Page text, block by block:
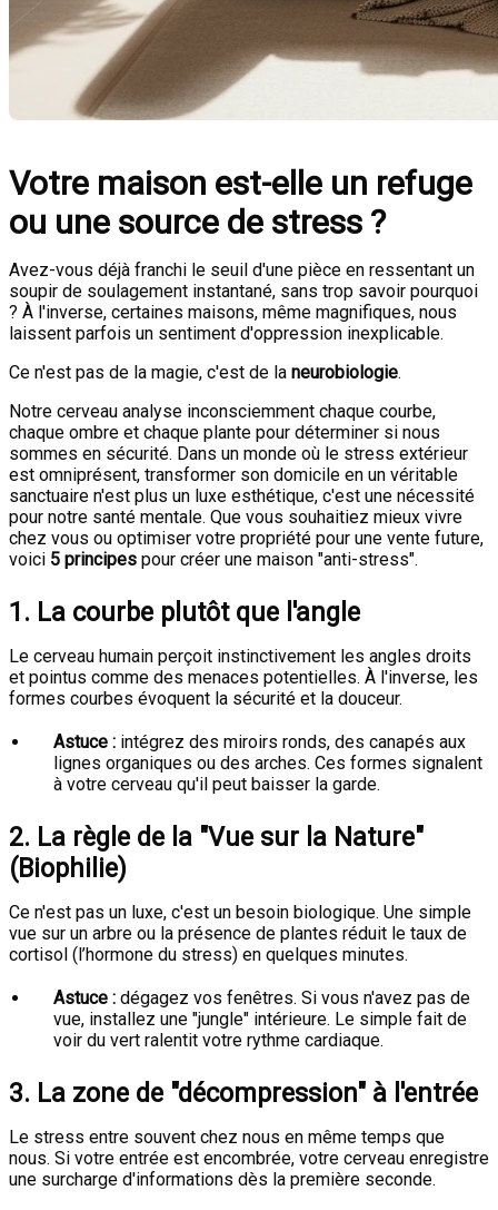
Votre maison est-elle un refuge
ou une source de stress ?
Avez-vous déjà franchi le seuil d'une pièce en ressentant un
soupir de soulagement instantané, sans trop savoir pourquoi
? À l'inverse, certaines maisons, même magnifiques, nous
laissent parfois un sentiment d'oppression inexplicable.
Ce n'est pas de la magie, c'est de la neurobiologie.
Notre cerveau analyse inconsciemment chaque courbe,
chaque ombre et chaque plante pour déterminer si nous
sommes en sécurité. Dans un monde où le stress extérieur
est omniprésent, transformer son domicile en un véritable
sanctuaire n'est plus un luxe esthétique, c'est une nécessité
pour notre santé mentale. Que vous souhaitiez mieux vivre
chez vous ou optimiser votre propriété pour une vente future,
voici 5 principes pour créer une maison "anti-stress".
1. La courbe plutôt que l'angle
Le cerveau humain perçoit instinctivement les angles droits
et pointus comme des menaces potentielles. À l'inverse, les
formes courbes évoquent la sécurité et la douceur.
Astuce : intégrez des miroirs ronds, des canapés aux
lignes organiques ou des arches. Ces formes signalent
à votre cerveau qu'il peut baisser la garde.
2. La règle de la "Vue sur la Nature"
(Biophilie)
Ce n'est pas un luxe, c'est un besoin biologique. Une simple
vue sur un arbre ou la présence de plantes réduit le taux de
cortisol (l’hormone du stress) en quelques minutes.
Astuce : dégagez vos fenêtres. Si vous n'avez pas de
vue, installez une "jungle" intérieure. Le simple fait de
voir du vert ralentit votre rythme cardiaque.
3. La zone de "décompression" à l'entrée
Le stress entre souvent chez nous en même temps que
nous. Si votre entrée est encombrée, votre cerveau enregistre
une surcharge d'informations dès la première seconde.